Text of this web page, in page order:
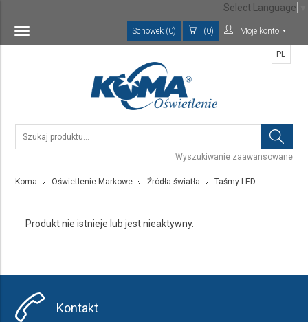
Toggle
navigation
Schowek (0) (0) Moje konto
Wyszukiwanie zaawansowane
PL
Koma Oświetlenie Markowe Źródła światła Taśmy LED
Produkt nie istnieje lub jest nieaktywny.
Kontakt
Select Language